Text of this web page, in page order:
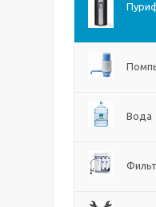
Вода